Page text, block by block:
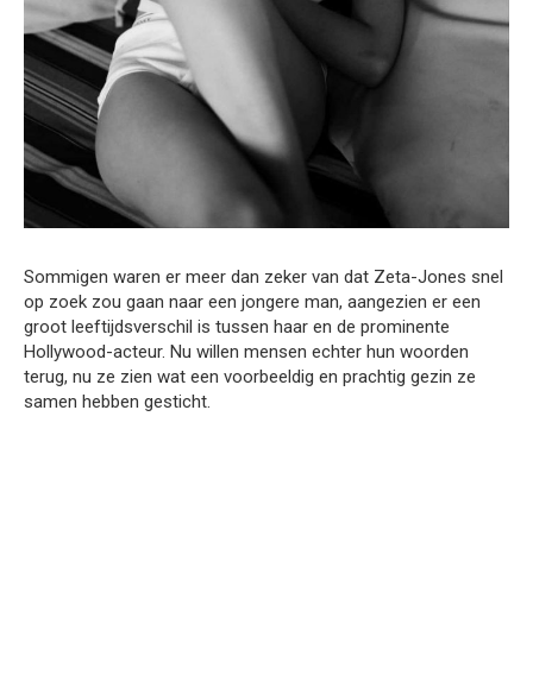
Sommigen waren er meer dan zeker van dat Zeta-Jones snel
op zoek zou gaan naar een jongere man, aangezien er een
groot leeftijdsverschil is tussen haar en de prominente
Hollywood-acteur. Nu willen mensen echter hun woorden
terug, nu ze zien wat een voorbeeldig en prachtig gezin ze
samen hebben gesticht.